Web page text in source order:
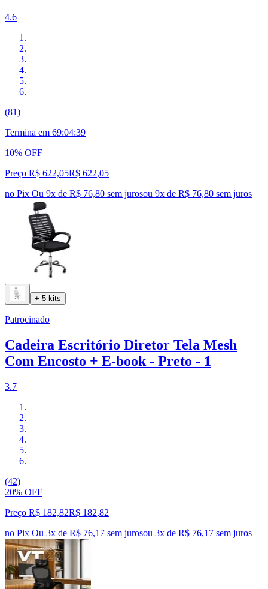
4.6
(81)
Termina em 69:04:38
10% OFF
Preço R$ 622,05R$ 622,05
no Pix Ou 9x de R$ 76,80 sem jurosou 9x de R$ 76,80 sem juros
+ 5 kits
Patrocinado
Cadeira Escritório Diretor Tela Mesh
Com Encosto + E-book - Preto - 1
3.7
(42)
20% OFF
Preço R$ 182,82R$ 182,82
no Pix Ou 3x de R$ 76,17 sem jurosou 3x de R$ 76,17 sem juros